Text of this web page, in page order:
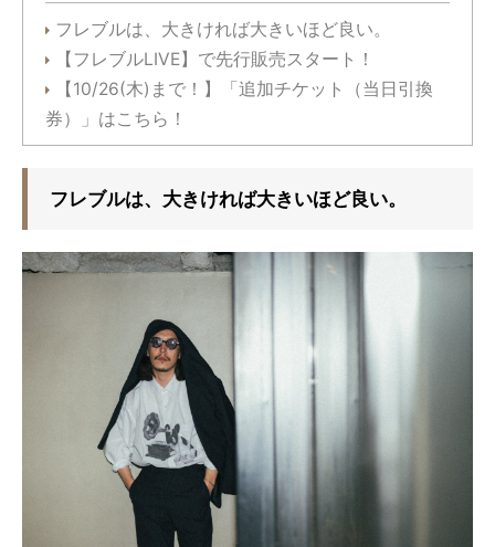
フレブルは、大きければ大きいほど良い。
【フレブルLIVE】で先行販売スタート！
【10/26(木)まで！】「追加チケット（当日引換
券）」はこちら！
フレブルは、大きければ大きいほど良い。